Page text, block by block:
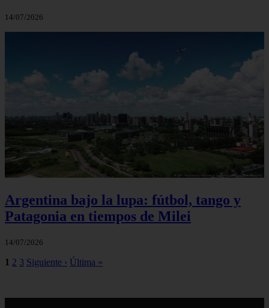
14/07/2026
Argentina bajo la lupa: fútbol, tango y
Patagonia en tiempos de Milei
14/07/2026
1 2 3 Siguiente › Última »